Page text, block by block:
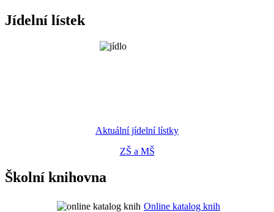
Jídelní lístek
Aktuální jídelní lístky
ZŠ a MŠ
Školní knihovna
Online katalog knih